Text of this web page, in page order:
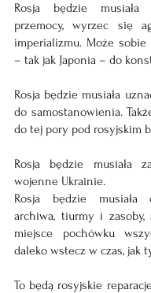
Rosja będzie musiała
przemocy, wyrzec się
imperializmu. Może
– tak jak Japonia – do
Rosja będzie musiała
do samostanowienia.
do tej pory pod rosyjskim
Rosja będzie musiała
wojenne Ukrainie.
Rosja będzie musiała
archiwa, tiurmy i
miejsce pochówku
daleko wstecz w czas, jak
To będą rosyjskie